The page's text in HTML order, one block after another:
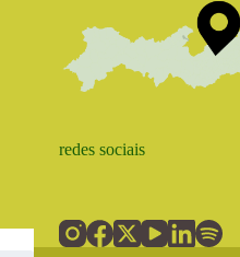
redes sociais